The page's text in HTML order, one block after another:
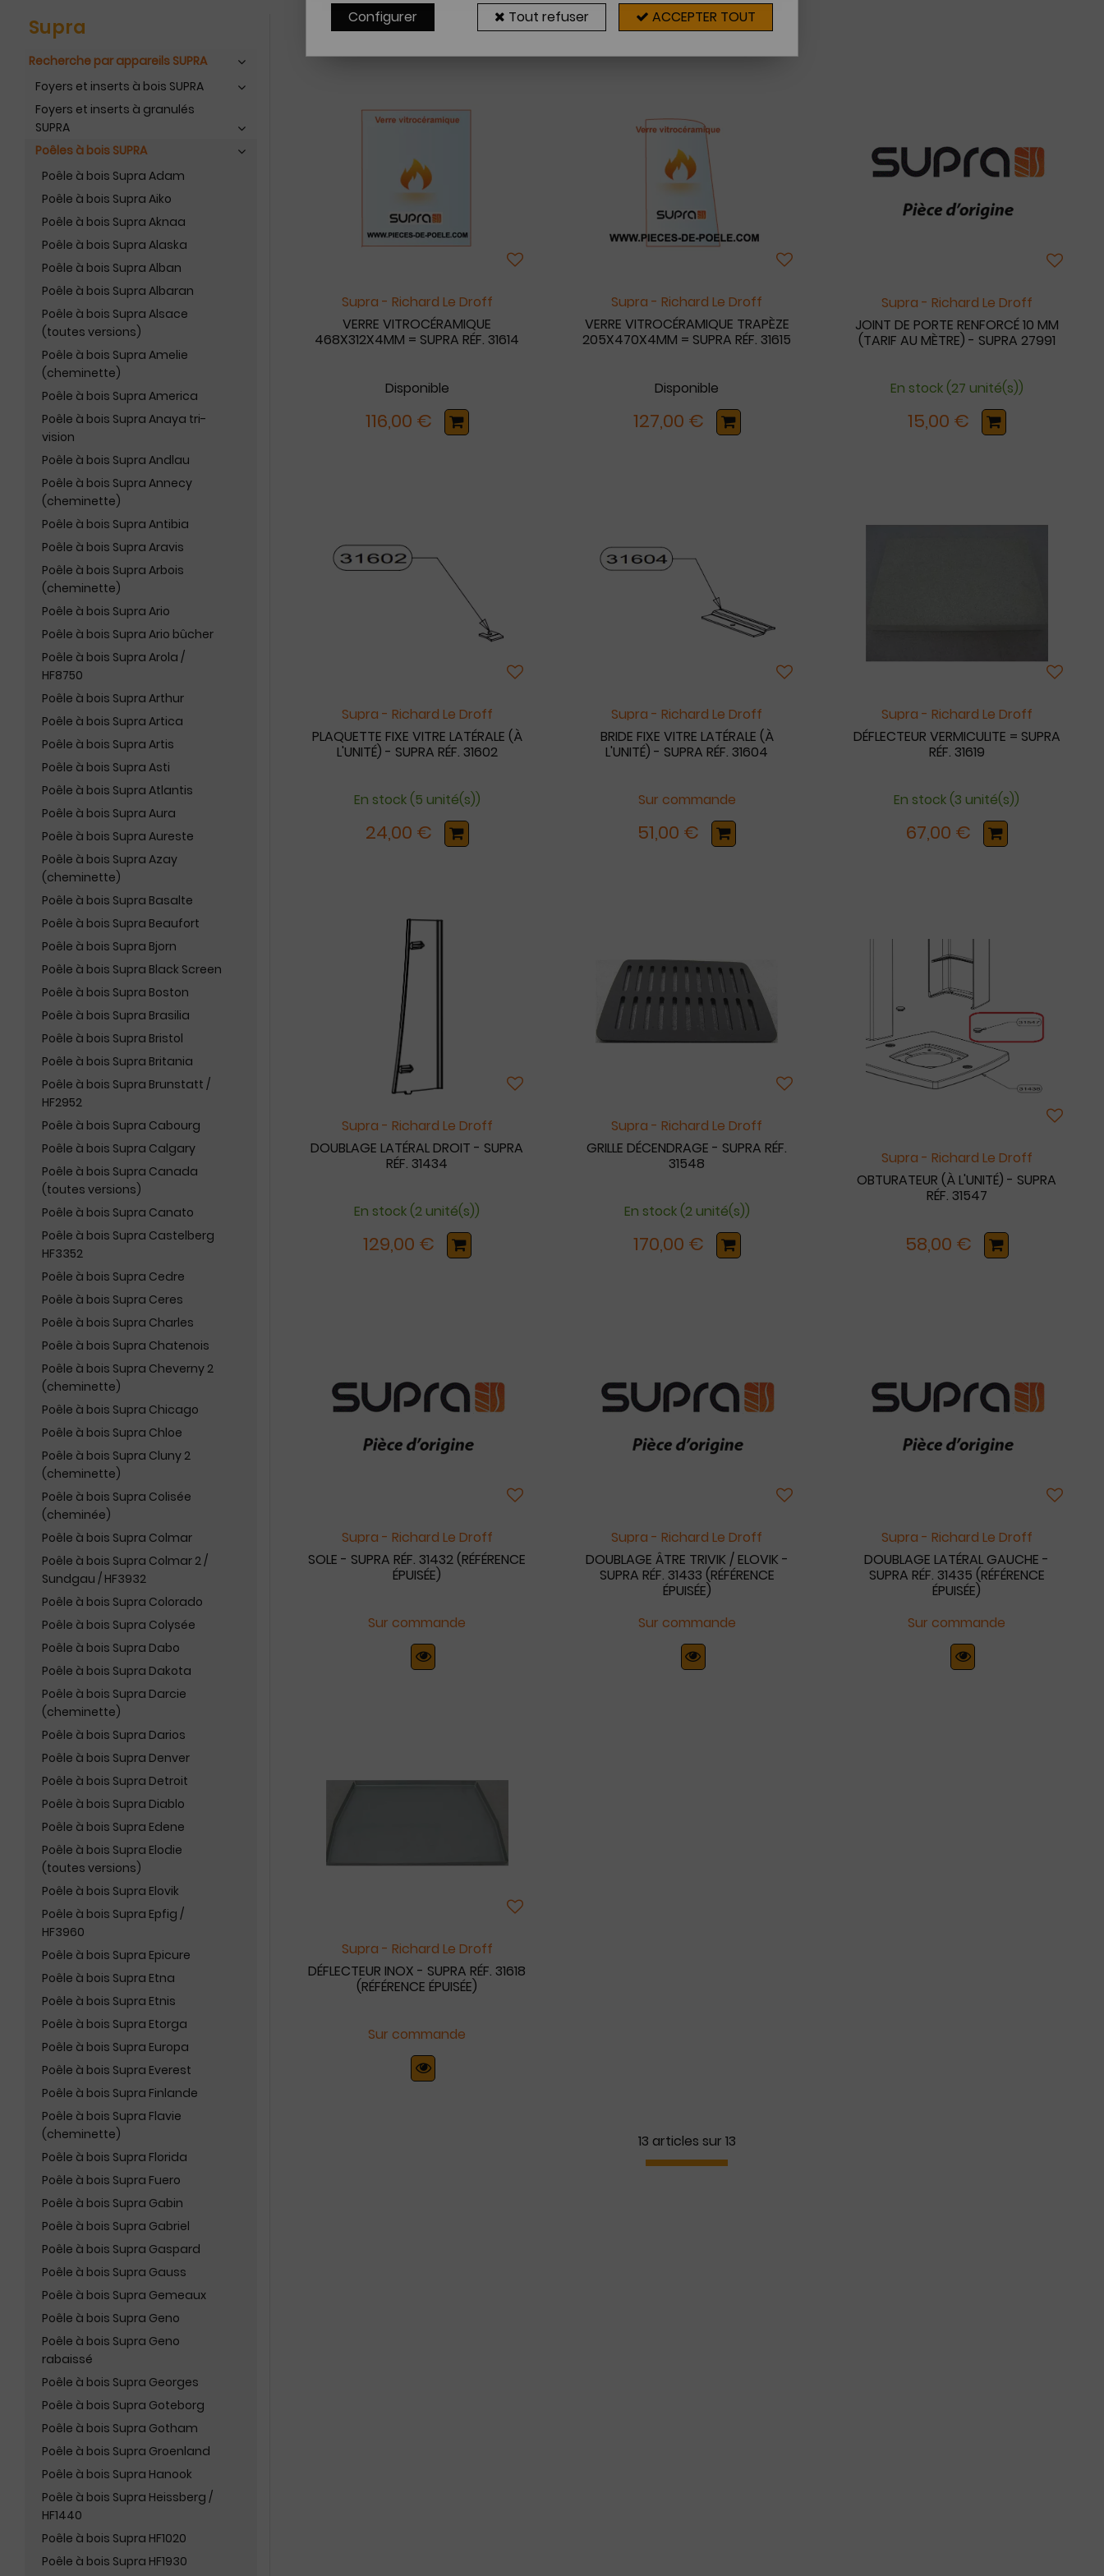
Supra
Recherche par appareils SUPRA
Foyers et inserts à bois SUPRA
Foyers et inserts à granulés
SUPRA
Poêles à bois SUPRA
Poêle à bois Supra Adam
Poêle à bois Supra Aiko
Poêle à bois Supra Aknaa
Poêle à bois Supra Alaska
Poêle à bois Supra Alban
Poêle à bois Supra Albaran
Poêle à bois Supra Alsace
(toutes versions)
Poêle à bois Supra Amelie
(cheminette)
Poêle à bois Supra America
Poêle à bois Supra Anaya tri-
vision
Poêle à bois Supra Andlau
Poêle à bois Supra Annecy
(cheminette)
Poêle à bois Supra Antibia
Poêle à bois Supra Aravis
Poêle à bois Supra Arbois
(cheminette)
Poêle à bois Supra Ario
Poêle à bois Supra Ario bûcher
Poêle à bois Supra Arola /
HF8750
Poêle à bois Supra Arthur
Poêle à bois Supra Artica
Poêle à bois Supra Artis
Poêle à bois Supra Asti
Poêle à bois Supra Atlantis
Poêle à bois Supra Aura
Poêle à bois Supra Aureste
Poêle à bois Supra Azay
(cheminette)
Poêle à bois Supra Basalte
Poêle à bois Supra Beaufort
Poêle à bois Supra Bjorn
Poêle à bois Supra Black Screen
Poêle à bois Supra Boston
Poêle à bois Supra Brasilia
Poêle à bois Supra Bristol
Poêle à bois Supra Britania
Poêle à bois Supra Brunstatt /
HF2952
Poêle à bois Supra Cabourg
Poêle à bois Supra Calgary
Poêle à bois Supra Canada
(toutes versions)
Poêle à bois Supra Canato
Poêle à bois Supra Castelberg
HF3352
Poêle à bois Supra Cedre
Poêle à bois Supra Ceres
Poêle à bois Supra Charles
Poêle à bois Supra Chatenois
Poêle à bois Supra Cheverny 2
(cheminette)
Poêle à bois Supra Chicago
Poêle à bois Supra Chloe
Poêle à bois Supra Cluny 2
(cheminette)
Poêle à bois Supra Colisée
(cheminée)
Poêle à bois Supra Colmar
Poêle à bois Supra Colmar 2 /
Sundgau / HF3932
Poêle à bois Supra Colorado
Poêle à bois Supra Colysée
Poêle à bois Supra Dabo
Poêle à bois Supra Dakota
Poêle à bois Supra Darcie
(cheminette)
Poêle à bois Supra Darios
Poêle à bois Supra Denver
Poêle à bois Supra Detroit
Poêle à bois Supra Diablo
Poêle à bois Supra Edene
Poêle à bois Supra Elodie
(toutes versions)
Poêle à bois Supra Elovik
Poêle à bois Supra Epfig /
HF3960
Poêle à bois Supra Epicure
Poêle à bois Supra Etna
Poêle à bois Supra Etnis
Poêle à bois Supra Etorga
Poêle à bois Supra Europa
Poêle à bois Supra Everest
Poêle à bois Supra Finlande
Poêle à bois Supra Flavie
(cheminette)
Poêle à bois Supra Florida
Poêle à bois Supra Fuero
Poêle à bois Supra Gabin
Poêle à bois Supra Gabriel
Poêle à bois Supra Gaspard
Poêle à bois Supra Gauss
Poêle à bois Supra Gemeaux
Poêle à bois Supra Geno
Poêle à bois Supra Geno
rabaissé
Poêle à bois Supra Georges
Poêle à bois Supra Goteborg
Poêle à bois Supra Gotham
Poêle à bois Supra Groenland
Poêle à bois Supra Hanook
Poêle à bois Supra Heissberg /
HF1440
Poêle à bois Supra HF1020
Poêle à bois Supra HF1930
13 articles sur13
Supra - Richard Le Droff
VERRE VITROCÉRAMIQUE
468X312X4MM = SUPRA RÉF. 31614
Disponible
116,00 €
Supra - Richard Le Droff
VERRE VITROCÉRAMIQUE TRAPÈZE
205X470X4MM = SUPRA RÉF. 31615
Disponible
127,00 €
Supra - Richard Le Droff
JOINT DE PORTE RENFORCÉ 10 MM
(TARIF AU MÈTRE) - SUPRA 27991
En stock (27 unité(s))
15,00 €
Supra - Richard Le Droff
PLAQUETTE FIXE VITRE LATÉRALE (À
L'UNITÉ) - SUPRA RÉF. 31602
En stock (5 unité(s))
24,00 €
Supra - Richard Le Droff
BRIDE FIXE VITRE LATÉRALE (À
L'UNITÉ) - SUPRA RÉF. 31604
Sur commande
51,00 €
Supra - Richard Le Droff
DÉFLECTEUR VERMICULITE = SUPRA
RÉF. 31619
En stock (3 unité(s))
67,00 €
Supra - Richard Le Droff
DOUBLAGE LATÉRAL DROIT - SUPRA
RÉF. 31434
En stock (2 unité(s))
129,00 €
Supra - Richard Le Droff
GRILLE DÉCENDRAGE - SUPRA RÉF.
31548
En stock (2 unité(s))
170,00 €
Supra - Richard Le Droff
OBTURATEUR (À L'UNITÉ) - SUPRA
RÉF. 31547
58,00 €
Supra - Richard Le Droff
SOLE - SUPRA RÉF. 31432 (RÉFÉRENCE
ÉPUISÉE)
Sur commande
Supra - Richard Le Droff
DOUBLAGE ÂTRE TRIVIK / ELOVIK -
SUPRA RÉF. 31433 (RÉFÉRENCE
ÉPUISÉE)
Sur commande
Supra - Richard Le Droff
DOUBLAGE LATÉRAL GAUCHE -
SUPRA RÉF. 31435 (RÉFÉRENCE
ÉPUISÉE)
Sur commande
Supra - Richard Le Droff
DÉFLECTEUR INOX - SUPRA RÉF. 31618
(RÉFÉRENCE ÉPUISÉE)
Sur commande
13 articles sur 13
Configurer Tout refuser ACCEPTER TOUT